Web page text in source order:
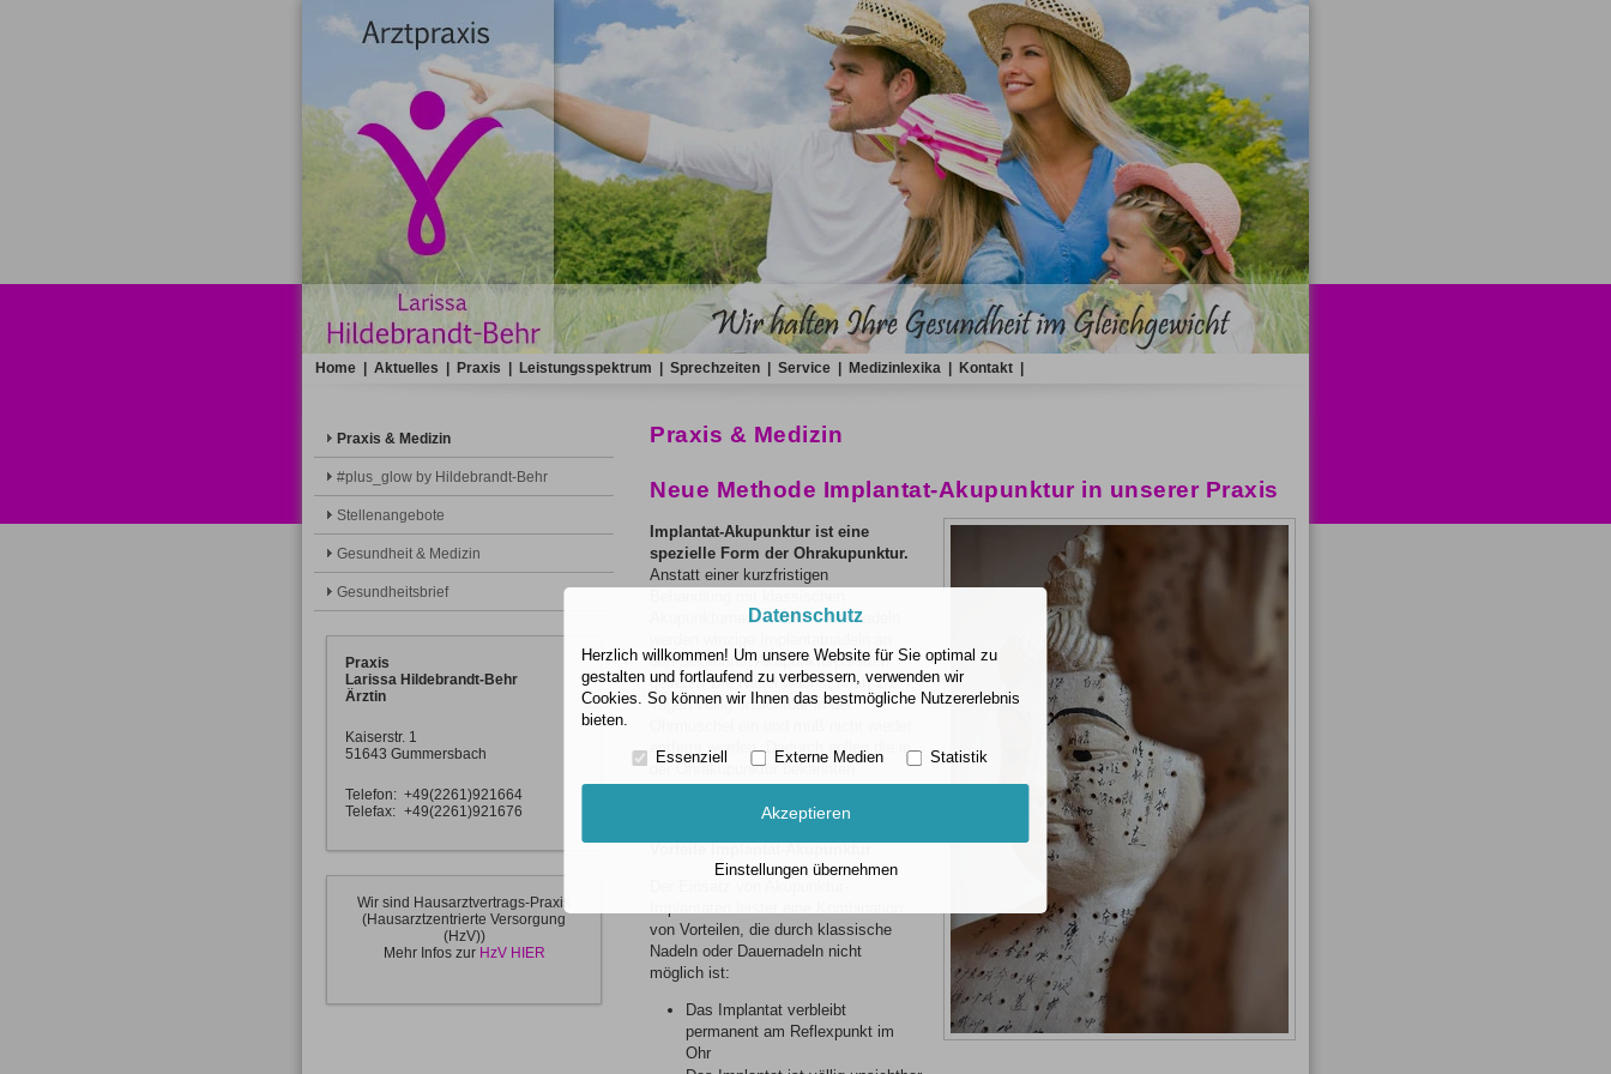
Home Aktuelles Praxis Leistungsspektrum Sprechzeiten Service Medizinlexika Kontakt
Praxis & Medizin
#plus_glow by Hildebrandt-Behr
Stellenangebote
Gesundheit & Medizin
Gesundheitsbrief
Praxis
Larissa Hildebrandt-Behr
Ärztin
Kaiserstr. 1
51643 Gummersbach
Telefon: +49(2261)921664
Telefax: +49(2261)921676
Wir sind Hausarztvertrags-Praxis
(Hausarztzentrierte Versorgung
(HzV))
Mehr Infos zurHzV HIER
Praxis & Medizin
Neue Methode Implantat-Akupunktur in unserer Praxis
Implantat-Akupunktur ist eine
spezielle Form der Ohrakupunktur.
Anstatt einer kurzfristigen
Akupunkturnadeln oder Dauernadeln
den bekannten Akupunkturpunkten
gesetzt. Die Nadel wächst nach 1-2
Tagen völlig unsichtbar in der
entfernt werden. Dadurch sollen die in
der Ohrakupunktur bekannten
von Vorteilen, die durch klassische
Nadeln oder Dauernadeln nicht
möglich ist:
Das Implantat verbleibt
permanent am Reflexpunkt im
Ohr
Datenschutz
Herzlich willkommen! Um unsere Website für Sie optimal zu
gestalten und fortlaufend zu verbessern, verwenden wir
Cookies. So können wir Ihnen das bestmögliche Nutzererlebnis
bieten.
Essenziell Externe Medien Statistik
Akzeptieren
Einstellungen übernehmen